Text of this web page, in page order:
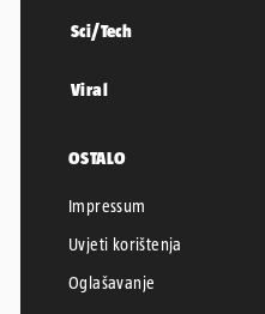
Sci/Tech
Viral
OSTALO
Impressum
Uvjeti korištenja
Oglašavanje